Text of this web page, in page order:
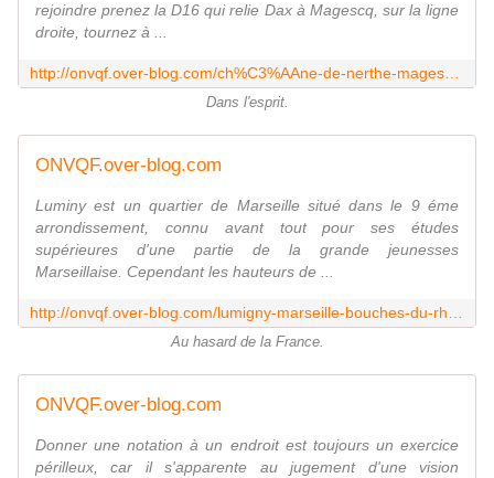
rejoindre prenez la D16 qui relie Dax à Magescq, sur la ligne
droite, tournez à ...
Dans l'esprit.
ONVQF.over-blog.com
Luminy est un quartier de Marseille situé dans le 9 éme
arrondissement, connu avant tout pour ses études
supérieures d'une partie de la grande jeunesses
Marseillaise. Cependant les hauteurs de ...
Au hasard de la France.
ONVQF.over-blog.com
Donner une notation à un endroit est toujours un exercice
périlleux, car il s'apparente au jugement d'une vision